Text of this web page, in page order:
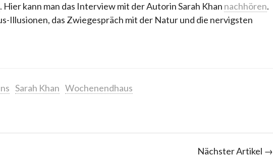
. Hier kann man das Interview mit der Autorin Sarah Khan nachhören.
Illusionen, das Zwiegespräch mit der Natur und die nervigsten
Sarah Khan Wochenendhaus
Nächster Artikel →